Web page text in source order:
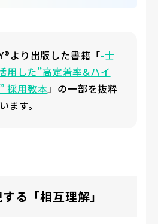
より出版した書籍「-士
用した”高定着率&ハイ
採用教本」の一部を抜粋
ます。
る「相互理解」